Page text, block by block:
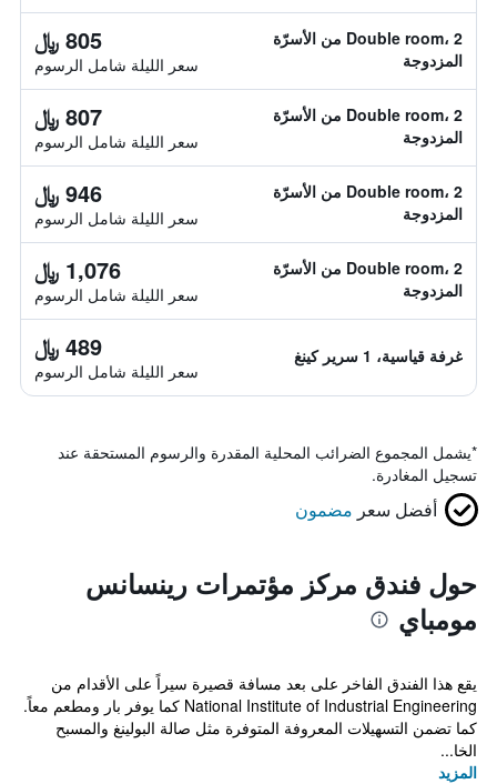
Double room، 2 من الأسرّة
المزدوجة
805 ﷼
سعر الليلة شامل الرسوم
Double room، 2 من الأسرّة
المزدوجة
807 ﷼
سعر الليلة شامل الرسوم
Double room، 2 من الأسرّة
المزدوجة
946 ﷼
سعر الليلة شامل الرسوم
Double room، 2 من الأسرّة
المزدوجة
1,076 ﷼
سعر الليلة شامل الرسوم
غرفة قياسية، 1 سرير كينغ 489 ﷼
سعر الليلة شامل الرسوم
*يشمل المجموع الضرائب المحلية المقدرة والرسوم المستحقة عند
تسجيل المغادرة.
أفضل سعر مضمون
حول فندق مركز مؤتمرات رينسانس
مومباي
يقع هذا الفندق الفاخر على بعد مسافة قصيرة سيراً على الأقدام من
National Institute of Industrial Engineering كما يوفر بار ومطعم معاً.
كما تضمن التسهيلات المعروفة المتوفرة مثل صالة البولينغ والمسبح
الخا...
المزيد